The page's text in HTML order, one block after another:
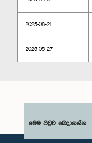
2025-08-21
2025-05-27
මෙම පිටුව බෙදාගන්න